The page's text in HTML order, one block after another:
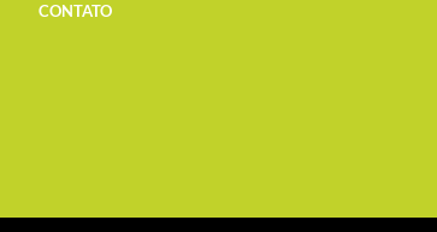
CONTATO